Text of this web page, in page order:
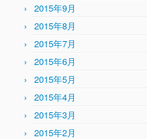
2015年9月
2015年8月
2015年7月
2015年6月
2015年5月
2015年4月
2015年3月
2015年2月